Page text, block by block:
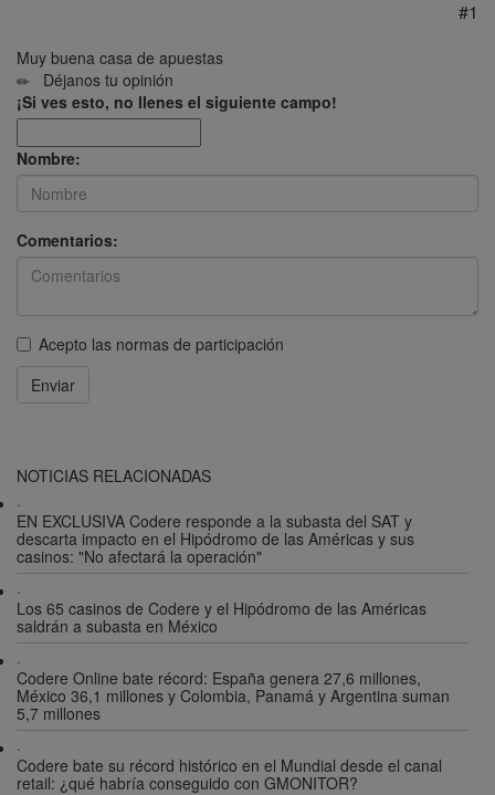
#1
Muy buena casa de apuestas
Déjanos tu opinión
¡Si ves esto, no llenes el siguiente campo!
Nombre:
Comentarios:
Acepto las normas de participación
Enviar
NOTICIAS RELACIONADAS
·
EN EXCLUSIVA Codere responde a la subasta del SAT y
descarta impacto en el Hipódromo de las Américas y sus
casinos: "No afectará la operación"
·
Los 65 casinos de Codere y el Hipódromo de las Américas
saldrán a subasta en México
·
Codere Online bate récord: España genera 27,6 millones,
México 36,1 millones y Colombia, Panamá y Argentina suman
5,7 millones
·
Codere bate su récord histórico en el Mundial desde el canal
retail: ¿qué habría conseguido con GMONITOR?